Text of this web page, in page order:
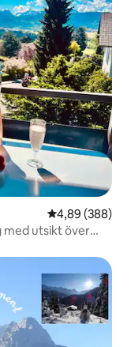
4,89 av 5 i
4,89 (388)
med utsikt över